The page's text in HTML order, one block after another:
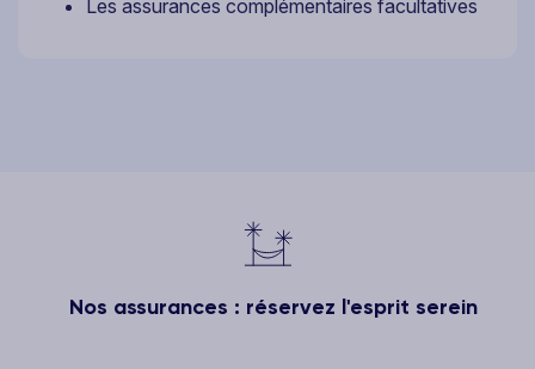
Les assurances complémentaires facultatives
Nos assurances : réservez l'esprit serein